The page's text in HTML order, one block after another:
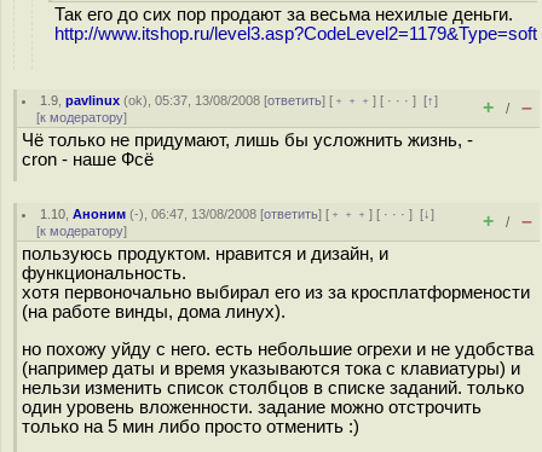
Так его до сих пор продают за весьма нехилые деньги.
http://www.itshop.ru/level3.asp?CodeLevel2=1179&Type=soft
1.9 ,pavlinux (ok), 05:37, 13/08/2008 [ответить] [ ﹢﹢﹢] [ · · ·][↑]
[к модератору] + / –
Чё только не придумают, лишь бы усложнить жизнь, -
cron - наше Фсё
1.10 ,Аноним (-), 06:47, 13/08/2008 [ответить] [ ﹢﹢﹢] [ · · ·][↓]
[к модератору] + / –
пользуюсь продуктом. нравится и дизайн, и
функциональность.
хотя первоночально выбирал его из за кросплатформености
(на работе винды, дома линух).
но похожу уйду с него. есть небольшие огрехи и не удобства
(например даты и время указываются тока с клавиатуры) и
нельзи изменить список столбцов в списке заданий. только
один уровень вложенности. задание можно отстрочить
только на 5 мин либо просто отменить :)